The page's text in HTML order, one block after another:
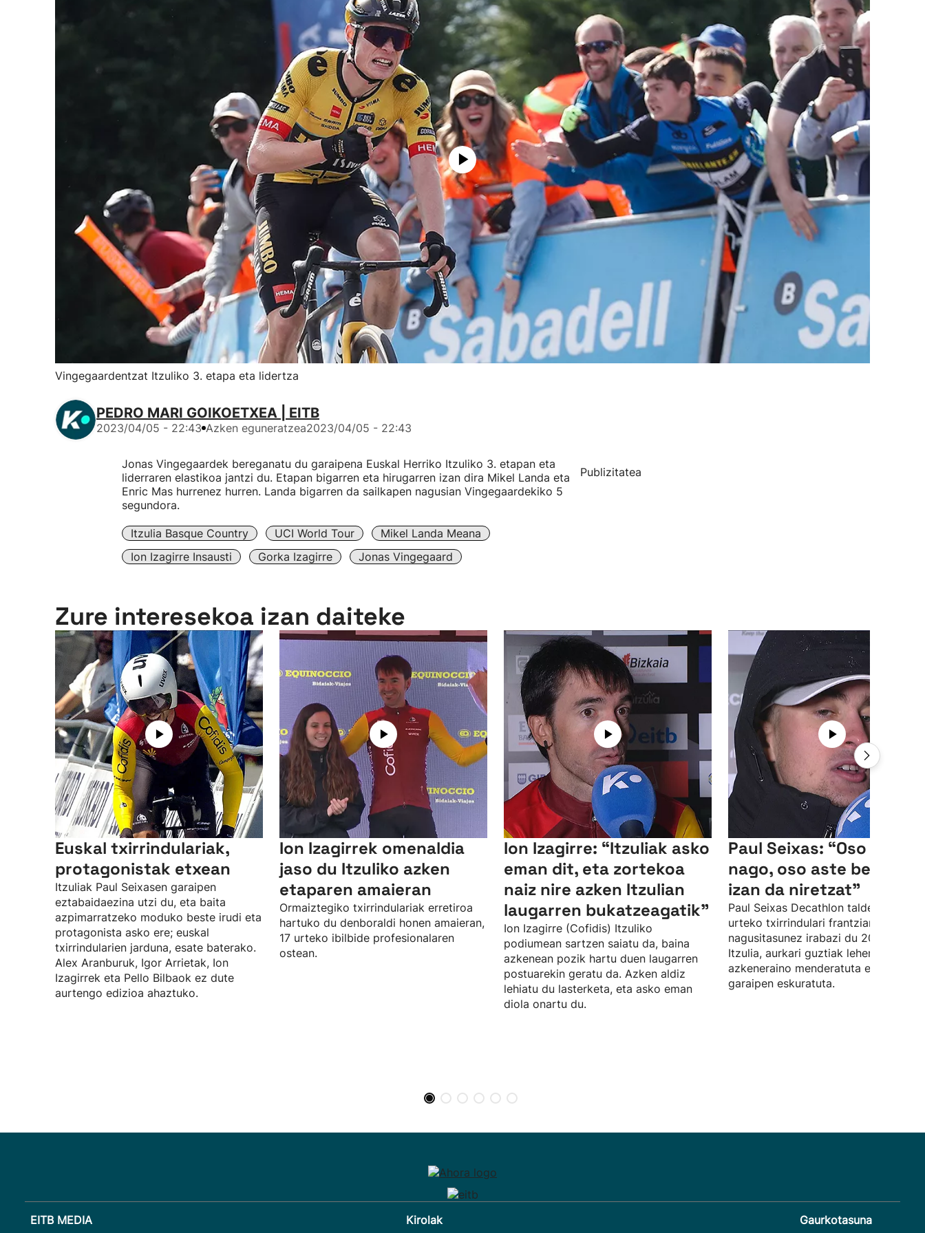
Vingegaardentzat Itzuliko 3. etapa eta lidertza
PEDRO MARI GOIKOETXEA | EITB
2023/04/05 - 22:43 Azken eguneratzea2023/04/05 - 22:43
Jonas Vingegaardek bereganatu du garaipena Euskal Herriko Itzuliko 3. etapan eta
liderraren elastikoa jantzi du. Etapan bigarren eta hirugarren izan dira Mikel Landa eta
Enric Mas hurrenez hurren. Landa bigarren da sailkapen nagusian Vingegaardekiko 5
segundora.
Itzulia Basque Country UCI World Tour
Mikel Landa Meana
Ion Izagirre Insausti
Gorka Izagirre Jonas Vingegaard
Publizitatea
Zure interesekoa izan daiteke
Euskal txirrindulariak,
protagonistak etxean
Itzuliak Paul Seixasen garaipen
eztabaidaezina utzi du, eta baita
azpimarratzeko moduko beste irudi eta
protagonista asko ere; euskal
txirrindularien jarduna, esate baterako.
Alex Aranburuk, Igor Arrietak, Ion
Izagirrek eta Pello Bilbaok ez dute
aurtengo edizioa ahaztuko.
Ion Izagirrek omenaldia
jaso du Itzuliko azken
etaparen amaieran
Ormaiztegiko txirrindulariak erretiroa
hartuko du denboraldi honen amaieran,
17 urteko ibilbide profesionalaren
ostean.
Ion Izagirre: “Itzuliak asko
eman dit, eta zortekoa
naiz nire azken Itzulian
laugarren bukatzeagatik"
Ion Izagirre (Cofidis) Itzuliko
podiumean sartzen saiatu da, baina
azkenean pozik hartu duen laugarren
postuarekin geratu da. Azken aldiz
lehiatu du lasterketa, eta asko eman
diola onartu du.
Paul Seixas: “Oso pozik
nago, oso aste berezia
izan da niretzat"
Paul Seixas Decathlon taldeko 19
urteko txirrindulari frantziarrak
nagusitasunez irabazi du 2026ko
Itzulia, aurkari guztiak lehen egunetik
azkeneraino menderatuta eta hiru
garaipen eskuratuta.
EITB MEDIA Kirolak Gaurkotasuna